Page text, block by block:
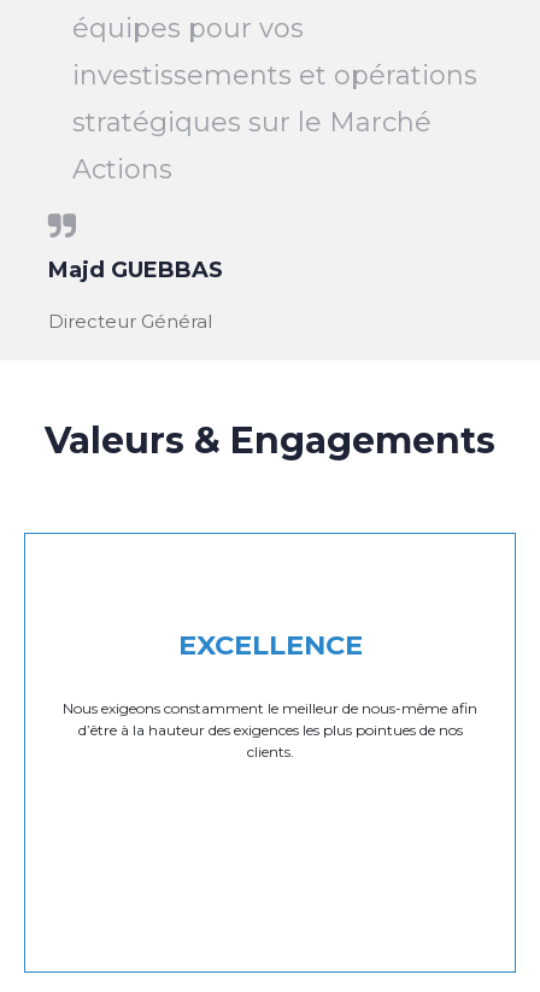
équipes pour vos
investissements et opérations
stratégiques sur le Marché
Actions
Majd GUEBBAS
Directeur Général
Valeurs & Engagements
EXCELLENCE
Nous exigeons constamment le meilleur de nous-même afin
d’être à la hauteur des exigences les plus pointues de nos
clients.